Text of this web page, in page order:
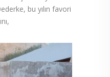
bu yılın favori